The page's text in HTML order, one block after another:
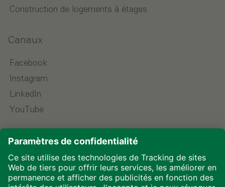
Construction de logements à étages
Canaux
Facebook
Instagram
LinkedIn
YouTube
Choisir la langue